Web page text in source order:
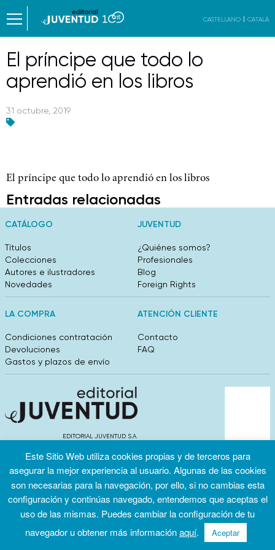
CASTELLANO CATALÀ
El príncipe que todo lo
aprendió en los libros
31 octubre, 2019
El príncipe que todo lo aprendió en los libros
Entradas relacionadas
CATÁLOGO
Títulos
Colecciones
Autores e ilustradores
Novedades
JUVENTUD
¿Quiénes somos?
Profesionales
Blog
Foreign Rights
LA COMPRA
Condiciones contratación
Devoluciones
Gastos y plazos de envío
ATENCIÓN CLIENTE
Contacto
FAQ
EDITORIAL JUVENTUD S.A.
info@editorialjuventud.es
(+34) 93 444 18 00
Condiciones
Política de
Política de
Este Sitio Web utiliza cookies propias y de terceros para
asegurar la mejor experiencia al usuario. Algunas de las cookies
son necesarias para la navegación, por ello, si no cambias esta
configuración y continúas navegado, entendemos que aceptas el
uso de las mismas. Puedes cambiar la configuración de tu
navegador u obtener más informaciónaquí. Aceptar